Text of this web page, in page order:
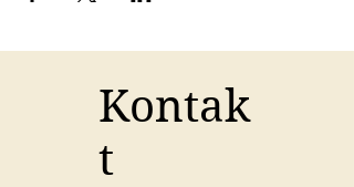
Kontak
t